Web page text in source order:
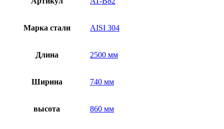
Марка стали AISI 304
Длина 2500 мм
Ширина 740 мм
высота 860 мм